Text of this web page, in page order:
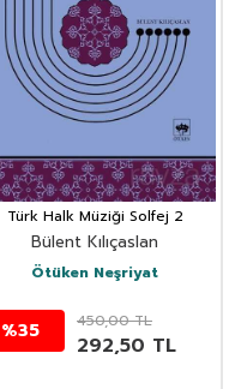
Türk Halk Müziği Solfej 2
Bülent Kılıçaslan
Ötüken Neşriyat
%35 450,00TL
292,50 TL